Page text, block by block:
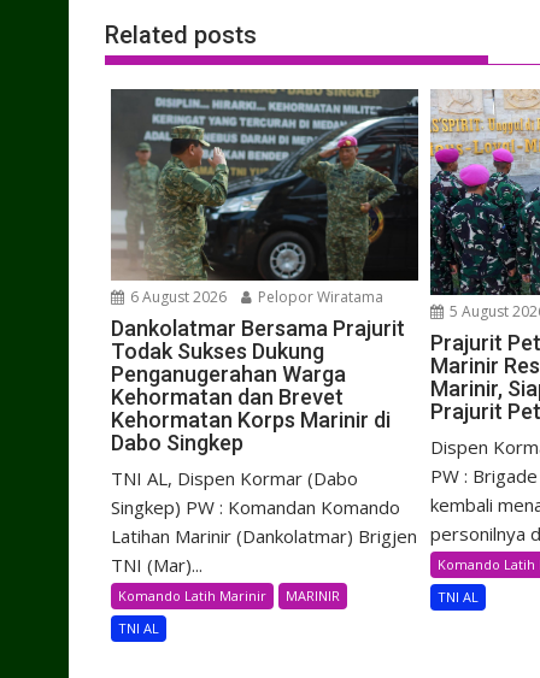
Related posts
6 August 2026 Pelopor Wiratama
Dankolatmar Bersama Prajurit
Todak Sukses Dukung
Penganugerahan Warga
Kehormatan dan Brevet
Kehormatan Korps Marinir di
Dabo Singkep
TNI AL, Dispen Kormar (Dabo
Singkep) PW : Komandan Komando
Latihan Marinir (Dankolatmar) Brigjen
TNI (Mar)...
Komando Latih Marinir
MARINIR
TNI AL
5 August
Prajurit
Marinir
Marinir,
Prajurit
Dispen
PW :
kembali
personilnya
Komando
TNI AL